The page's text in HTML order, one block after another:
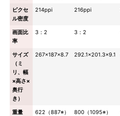
ピクセ
ル密度
214ppi 216ppi
画面比
率
3：2 3：2
サイズ
（ミ
リ、幅
×高さ×
奥行
き）
267×187×8.7 292.1×201.3×9.1
重量
622（887※） 800（1095※）